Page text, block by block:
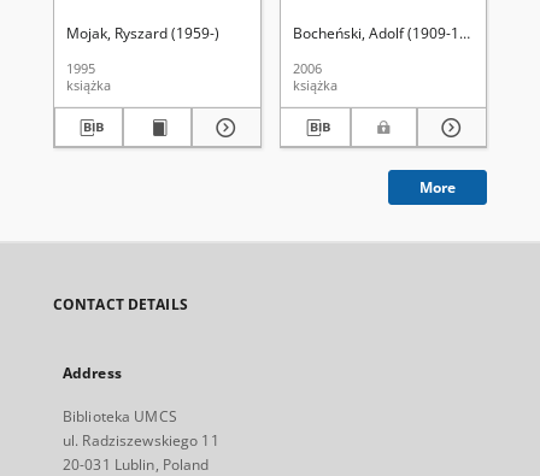
Mojak, Ryszard (1959-)
1995
książka
Bocheński, Adolf (1909-1944)
2006
książka
More
CONTACT DETAILS
Address
Biblioteka UMCS
ul. Radziszewskiego 11
20-031 Lublin, Poland